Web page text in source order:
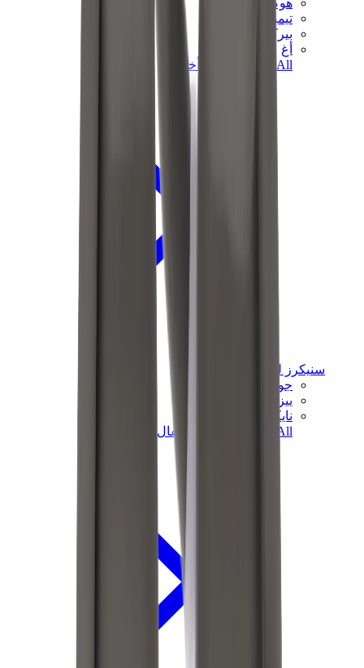
تيمبرلاند
بيركنستوك
أغ
View All
علامات أخرى
سنيكرز للأطفال
جوردن للأطفال
ييزي للأطفال
نايكي للأطفال
View All
سنيكرز للأطفال